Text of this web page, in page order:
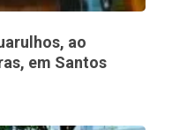
ao
em Santos